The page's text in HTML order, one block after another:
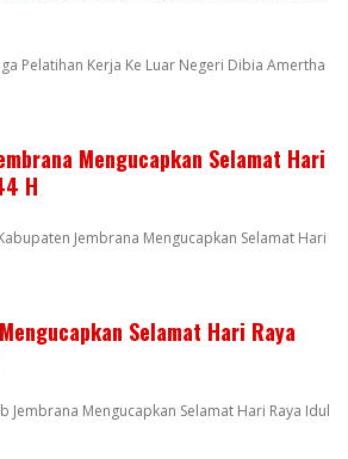
Pelatihan Kerja Ke Luar Negeri Dibia Amertha
Mengucapkan Selamat Hari
H
Jembrana Mengucapkan Selamat Hari
Selamat Hari Raya
Jembrana Mengucapkan Selamat Hari Raya Idul